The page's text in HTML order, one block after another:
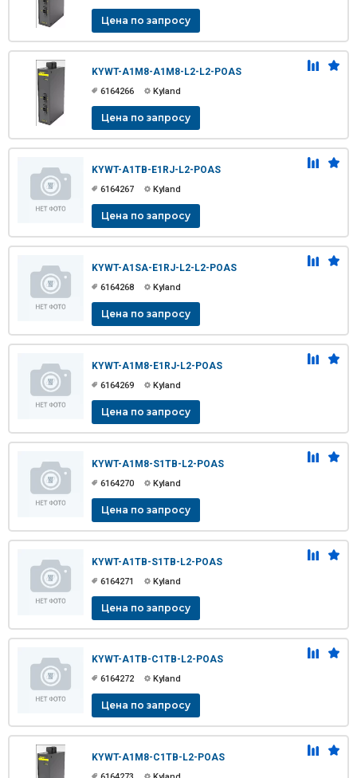
Цена по запросу
KYWT-A1M8-A1M8-L2-L2-POAS
6164266 Kyland
Цена по запросу
KYWT-A1TB-E1RJ-L2-POAS
6164267 Kyland
Цена по запросу
KYWT-A1SA-E1RJ-L2-L2-POAS
6164268 Kyland
Цена по запросу
KYWT-A1M8-E1RJ-L2-POAS
6164269 Kyland
Цена по запросу
KYWT-A1M8-S1TB-L2-POAS
6164270 Kyland
Цена по запросу
KYWT-A1TB-S1TB-L2-POAS
6164271 Kyland
Цена по запросу
KYWT-A1TB-C1TB-L2-POAS
6164272 Kyland
Цена по запросу
KYWT-A1M8-C1TB-L2-POAS